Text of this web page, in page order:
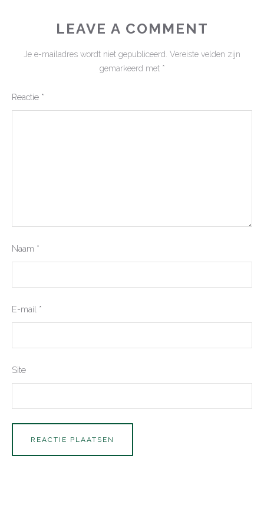
LEAVE A COMMENT
Je e-mailadres wordt niet gepubliceerd. Vereiste velden zijn
gemarkeerd met *
Reactie *
Naam *
E-mail *
Site